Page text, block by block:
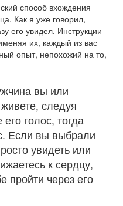
способ вхождения
Как я уже говорил,
его увидел. Инструкции
их, каждый из вас
опыт, непохожий на то,
вы или
следуя
голос, тогда
Если вы выбрали
увидеть или
к сердцу,
пройти через его